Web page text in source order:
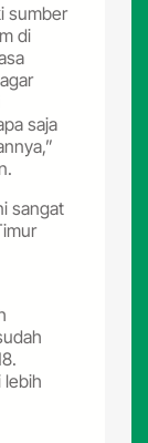
sumber
di
saja
sangat
lebih